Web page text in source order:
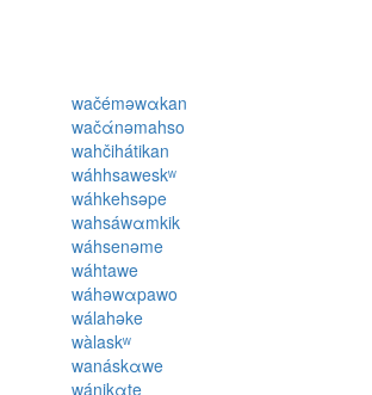
wačéməwαkan
wačάnəmahso
wahčihátikan
wáhhsaweskʷ
wáhkehsəpe
wahsáwαmkik
wáhsenəme
wáhtawe
wáhəwαpawo
wálahəke
wàlaskʷ
wanáskαwe
wánikαte